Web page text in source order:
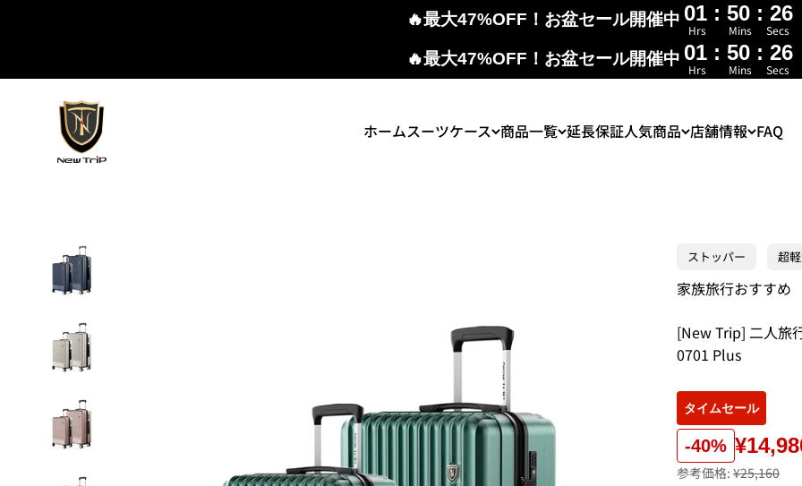
🔥最大47%OFF！お盆セール開催中 01 : 50 : 25
Hrs Mins Secs
🔥最大47%OFF！お盆セール開催中 01 : 50 : 25
Hrs Mins Secs
ホームスーツケース 商品一覧 延長保証人気商品 店舗情報 FAQ
New Trip
ストッパー 超
家族旅行おすすめ
[New Trip] 二人旅
0701 Plus
タイムセール
-40%
参考価格: ¥25,160